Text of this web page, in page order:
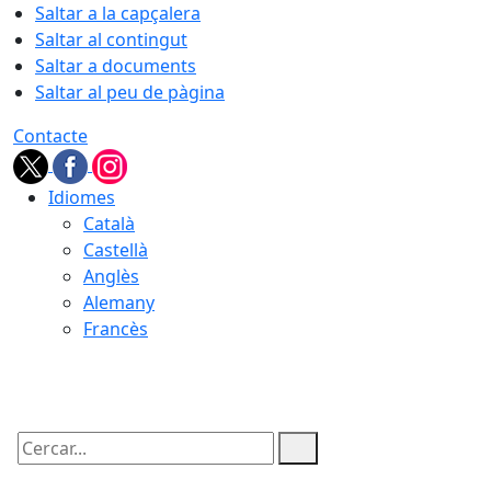
Saltar a la capçalera
Saltar al contingut
Saltar a documents
Saltar al peu de pàgina
Contacte
Idiomes
Català
Castellà
Anglès
Alemany
Francès
Cercar: